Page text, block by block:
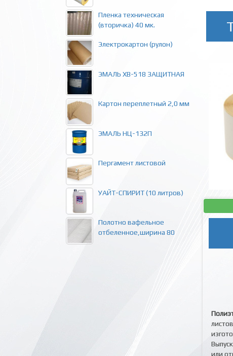
Пленка техническая
(вторичка) 40 мк.
Электрокартон (рулон)
ЭМАЛЬ ХВ-518 ЗАЩИТНАЯ
Картон переплетный 2,0 мм
ЭМАЛЬ НЦ-132П
Пергамент листовой
УАЙТ-СПИРИТ (10 литров)
Полотно вафельное
отбеленное,ширина 80
или